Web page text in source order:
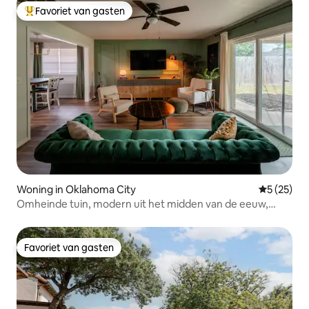
Topfavoriet van gasten
Favoriet van gasten
Woning in Oklahoma City
5 (25)
Omheinde tuin, modern uit het midden van de eeuw,
Favoriet van gasten
Favoriet van gasten